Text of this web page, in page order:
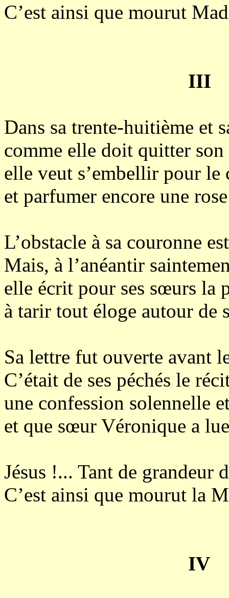
C’est ainsi que mourut
III
Dans sa trente-huitième et
comme elle doit quitter
elle veut s’embellir pour le
et parfumer encore une
L’obstacle à sa couronne
Mais, à l’anéantir
elle écrit pour ses sœurs la
à tarir tout éloge autour de
Sa lettre fut ouverte avant
C’était de ses péchés le
une confession solennelle
et que sœur Véronique a
Jésus !... Tant de grandeur
C’est ainsi que mourut la
IV